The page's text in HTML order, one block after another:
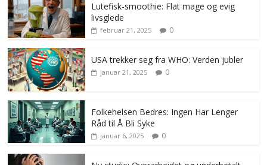
Lutefisk-smoothie: Flat mage og evig
livsglede
februar 21, 2025 0
USA trekker seg fra WHO: Verden jubler
januar 21, 2025 0
Folkehelsen Bedres: Ingen Har Lenger
Råd til Å Bli Syke
januar 6, 2025 0